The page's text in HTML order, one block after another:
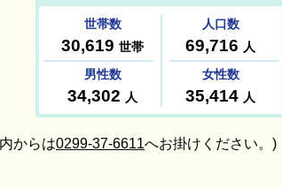
からは0299-37-6611へお掛けください。)